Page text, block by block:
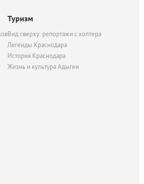
Туризм
Вид сверху: репортажи с коптера
Легенды Краснодара
История Краснодара
Жизнь и культура Адыгеи